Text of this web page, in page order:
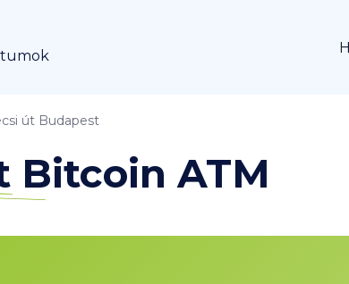
út Budapest
Bitcoin ATM